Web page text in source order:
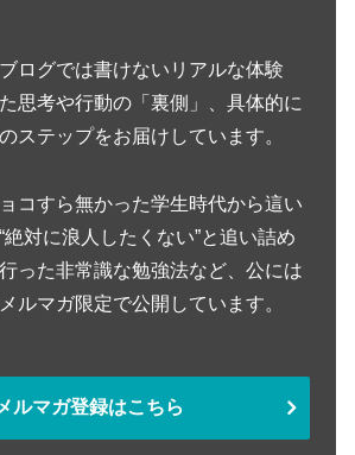
ログでは書けないリアルな体験
思考や行動の「裏側」、具体的に
ステップをお届けしています。
コすら無かった学生時代から這い
絶対に浪人したくない”と追い詰め
った非常識な勉強法など、公には
ルマガ限定で公開しています。
ルマガ登録はこちら